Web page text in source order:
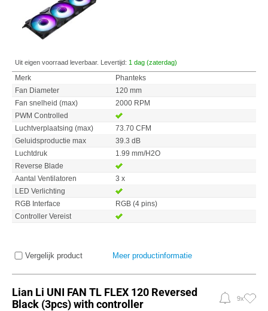
Uit eigen voorraad leverbaar. Levertijd: 1 dag (zaterdag)
Merk
Phanteks
Fan Diameter
120 mm
Fan snelheid (max)
2000 RPM
PWM Controlled
Luchtverplaatsing (max)
73.70 CFM
Geluidsproductie max
39.3 dB
Luchtdruk
1.99 mm/H2O
Reverse Blade
Aantal Ventilatoren
3 x
LED Verlichting
RGB Interface
RGB (4 pins)
Controller Vereist
Vergelijk product Meer productinformatie
Lian Li UNI FAN TL FLEX 120 Reversed
Black (3pcs) with controller
9x